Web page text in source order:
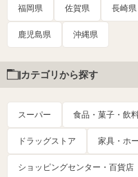
福岡県 佐賀県 長崎県
鹿児島県 沖縄県
カテゴリから探す
スーパー 食品・菓子・飲
ドラッグストア 家具・ホ
ショッピングセンター・百貨店